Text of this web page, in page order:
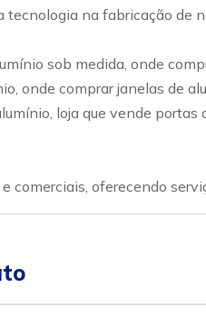
na fabricação de
sob medida, onde
onde comprar janelas de
loja que vende
comerciais, oferecendo